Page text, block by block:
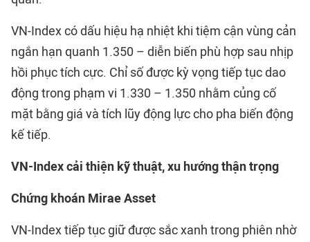
VN-Index có dấu hiệu hạ nhiệt khi tiệm cận vùng cản
ngắn hạn quanh 1.350 – diễn biến phù hợp sau nhịp
hồi phục tích cực. Chỉ số được kỳ vọng tiếp tục dao
động trong phạm vi 1.330 – 1.350 nhằm củng cố
mặt bằng giá và tích lũy động lực cho pha biến động
kế tiếp.
VN-Index cải thiện kỹ thuật, xu hướng thận trọng
Chứng khoán Mirae Asset
VN-Index tiếp tục giữ được sắc xanh trong phiên nhờ